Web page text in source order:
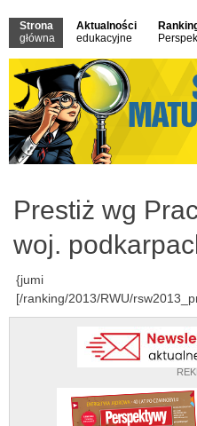
Strona
główna
Aktualności
edukacyjne
Prestiż wg
woj.
{jumi
[/ranking/2013/RWU/